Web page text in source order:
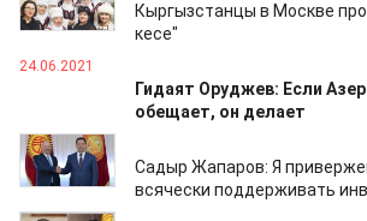
Кыргызстанцы в Москве
кесе"
24.06.2021
Гидаят Оруджев: Если
обещает, он делает
21.06.2021
Садыр Жапаров: Я
всячески поддерживать